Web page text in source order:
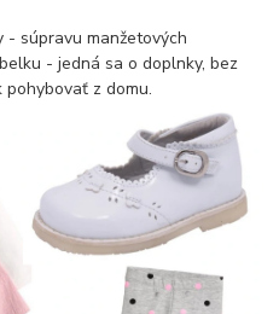
súpravu manžetových
- jedná sa o doplnky, bez
z domu.